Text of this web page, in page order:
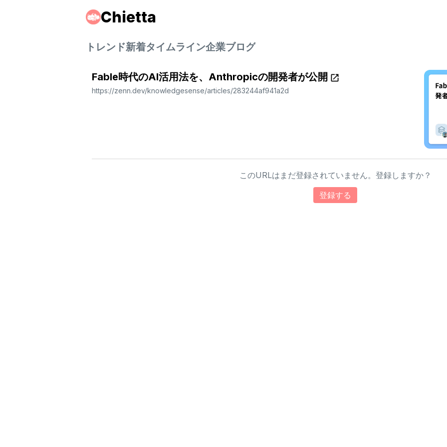
Chietta
トレンド新着タイムライン企業ブログ
Fable時代のAI活用法を、Anthropicの開発者が公開
https://zenn.dev/knowledgesense/articles/283244af941a2d
このURLはまだ登録されていません。登録しますか？
登録する